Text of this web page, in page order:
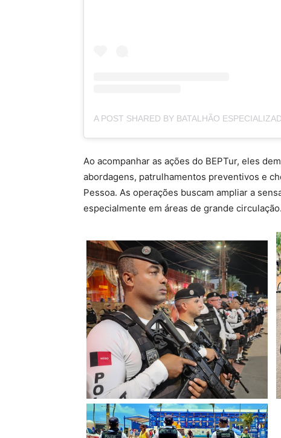
Ao acompanhar as ações do BEPTur, eles
abordagens, patrulhamentos preventivos e
Pessoa. As operações buscam ampliar a
especialmente em áreas de grande circulação.